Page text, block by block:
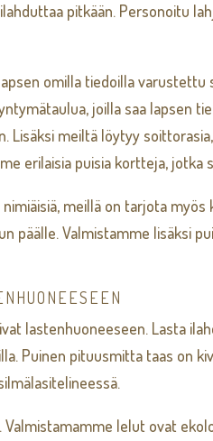
pitkään. Personoitu
omilla tiedoilla varustettu
joilla saa lapsen
Lisäksi meiltä löytyy
erilaisia puisia kortteja, jotka
meillä on tarjota
päälle. Valmistamme lisäksi
lastenhuoneeseen. Lasta
Puinen pituusmitta taas on
lelut ovat